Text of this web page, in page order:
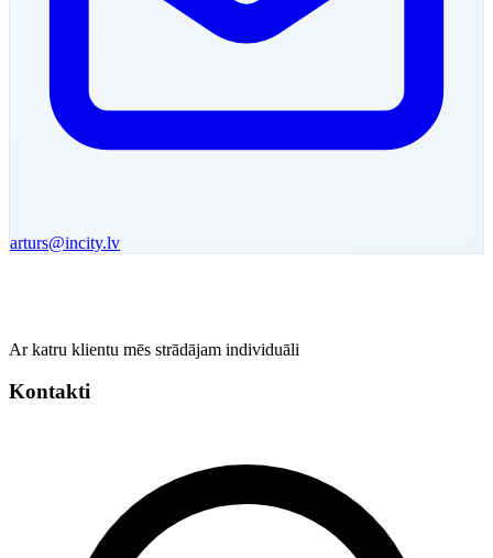
arturs@incity.lv
Ar katru klientu mēs strādājam individuāli
Kontakti